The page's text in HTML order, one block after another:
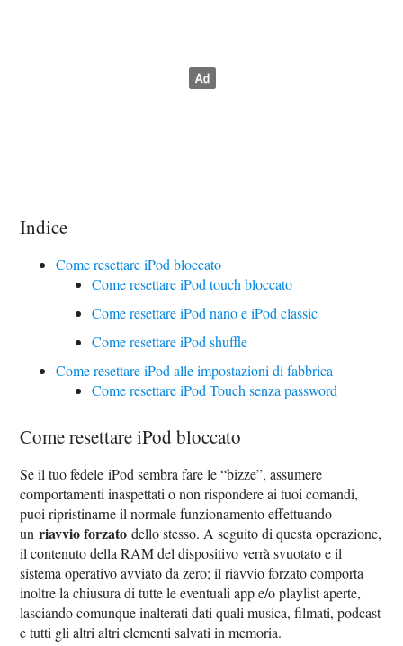
Indice
Come resettare iPod bloccato
Come resettare iPod touch bloccato
Come resettare iPod nano e iPod classic
Come resettare iPod shuffle
Come resettare iPod alle impostazioni di fabbrica
Come resettare iPod Touch senza password
Come resettare iPod bloccato
Se il tuo fedele iPod sembra fare le “bizze”, assumere
comportamenti inaspettati o non rispondere ai tuoi comandi,
puoi ripristinarne il normale funzionamento effettuando
unriavvio forzatodello stesso. A seguito di questa operazione,
il contenuto della RAM del dispositivo verrà svuotato e il
sistema operativo avviato da zero; il riavvio forzato comporta
inoltre la chiusura di tutte le eventuali app e/o playlist aperte,
lasciando comunque inalterati dati quali musica, filmati, podcast
e tutti gli altri altri elementi salvati in memoria.